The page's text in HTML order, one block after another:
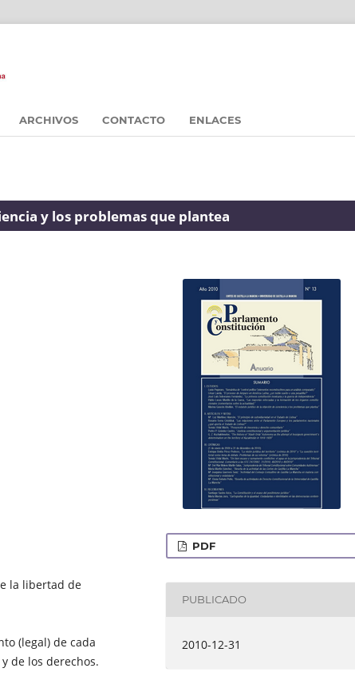
ARCHIVOS CONTACTO ENLACES
y los problemas que plantea
la libertad de
(legal) de cada
de los derechos.
PDF
PUBLICADO
2010-12-31